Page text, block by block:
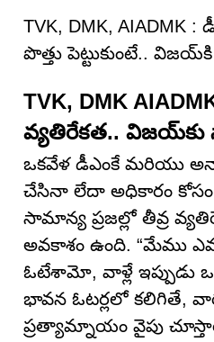
TVK, DMK, AIADMK
పొత్తు పెట్టుకుంటే..
TVK, DMK
వ్యతిరేకత.. విజయ్‌కు
ఒకవేళ డీఎంకే మరియు
చేసినా లేదా అధికారం
సామాన్య ప్రజల్లో తీవ్ర
అవకాశం ఉంది. “మేము
ఓటేశామో, వాళ్లే ఇప్పుడు
భావన ఓటర్లలో కలిగితే,
ప్రత్యామ్నాయం వైపు